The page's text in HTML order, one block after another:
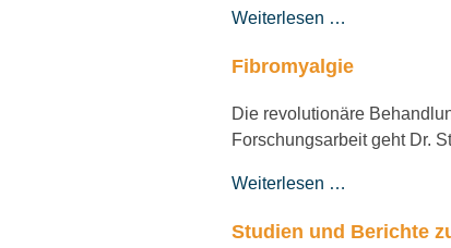
Weiterlesen …
Fibromyalgie
Die revolutionäre
Forschungsarbeit geht Dr.
Weiterlesen …
Studien und Berichte